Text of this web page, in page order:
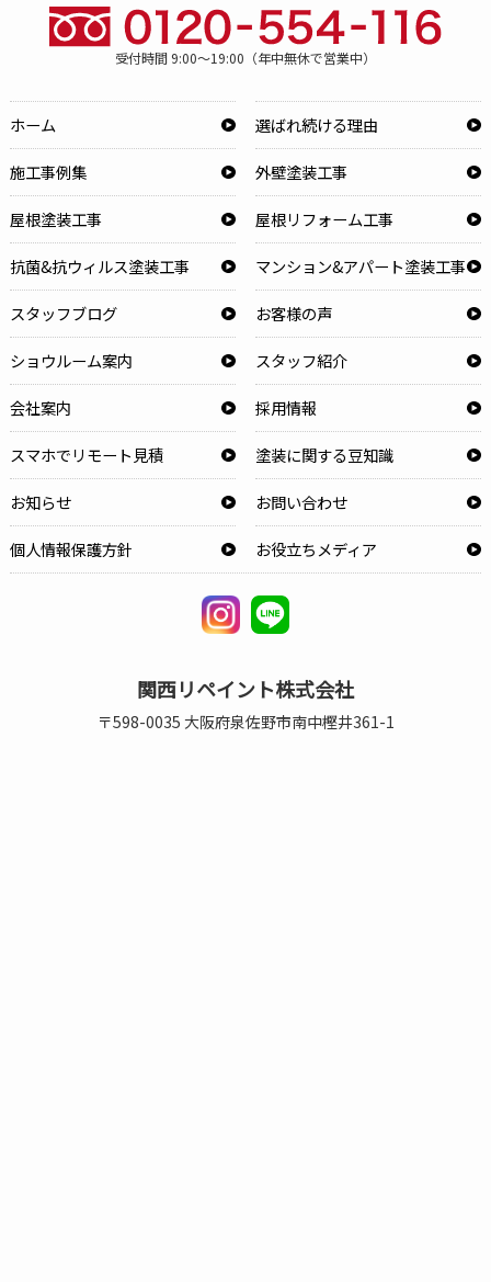
受付時間 9:00～19:00（年中無休で営業中）
ホーム 選ばれ続ける理由
施工事例集 外壁塗装工事
屋根塗装工事 屋根リフォーム工事
抗菌&抗ウィルス塗装工事 マンション&アパート塗装工事
スタッフブログ お客様の声
ショウルーム案内 スタッフ紹介
会社案内 採用情報
スマホでリモート見積 塗装に関する豆知識
お知らせ お問い合わせ
個人情報保護方針 お役立ちメディア
関西リペイント株式会社
〒598-0035 大阪府泉佐野市南中樫井361-1